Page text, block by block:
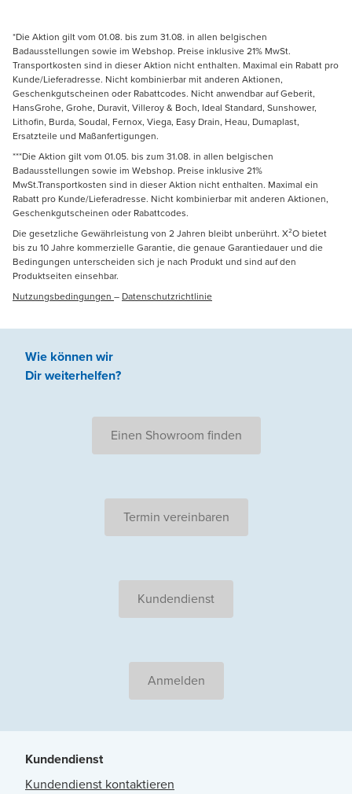
*Die Aktion gilt vom 01.08. bis zum 31.08. in allen belgischen
Badausstellungen sowie im Webshop. Preise inklusive 21% MwSt.
Transportkosten sind in dieser Aktion nicht enthalten. Maximal ein Rabatt pro
Kunde/Lieferadresse. Nicht kombinierbar mit anderen Aktionen,
Geschenkgutscheinen oder Rabattcodes. Nicht anwendbar auf Geberit,
HansGrohe, Grohe, Duravit, Villeroy & Boch, Ideal Standard, Sunshower,
Lithofin, Burda, Soudal, Fernox, Viega, Easy Drain, Heau, Dumaplast,
Ersatzteile und Maßanfertigungen.
***Die Aktion gilt vom 01.05. bis zum 31.08. in allen belgischen
Badausstellungen sowie im Webshop. Preise inklusive 21%
MwSt.Transportkosten sind in dieser Aktion nicht enthalten. Maximal ein
Rabatt pro Kunde/Lieferadresse. Nicht kombinierbar mit anderen Aktionen,
Geschenkgutscheinen oder Rabattcodes.
Die gesetzliche Gewährleistung von 2 Jahren bleibt unberührt. X²O bietet
bis zu 10 Jahre kommerzielle Garantie, die genaue Garantiedauer und die
Bedingungen unterscheiden sich je nach Produkt und sind auf den
Produktseiten einsehbar.
Nutzungsbedingungen – Datenschutzrichtlinie
Wie können wir
Dir weiterhelfen?
Einen Showroom finden
Termin vereinbaren
Kundendienst
Anmelden
Kundendienst
Kundendienst kontaktieren